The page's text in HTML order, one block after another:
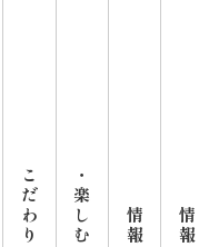
こ
だ
わ
り
・
楽
し
む
情
報
情
報